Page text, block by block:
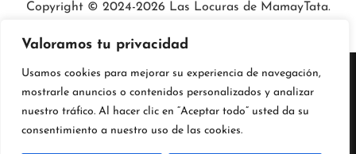
Valoramos tu privacidad
Usamos cookies para mejorar su experiencia de navegación,
mostrarle anuncios o contenidos personalizados y analizar
nuestro tráfico. Al hacer clic en “Aceptar todo” usted da su
consentimiento a nuestro uso de las cookies.
Copyright © 2024-2026 Las Locuras de MamayTata.